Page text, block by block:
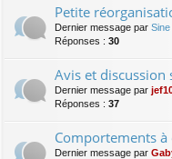
Petite
Dernier message par Sine
Réponses : 30
Avis et discussion
Dernier message par
Réponses : 37
Comportements
Dernier message par